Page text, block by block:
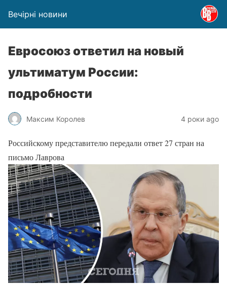
Вечірні новини
Евросоюз ответил на новый
ультиматум России:
подробности
Максим Королев 4 роки ago
Российскому представителю передали ответ 27 стран на
письмо Лаврова